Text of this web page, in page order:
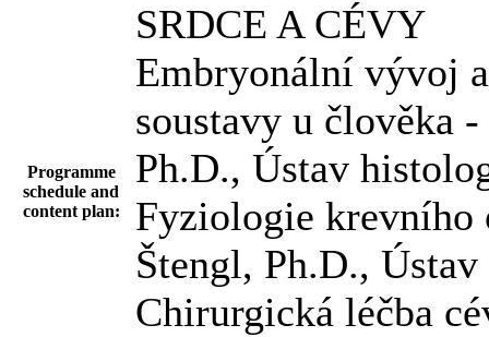
Programme
schedule and
content plan:
SRDCE A CÉVY
Embryonální vývoj
soustavy u člověka
Ph.D., Ústav
Fyziologie
Štengl, Ph.D.,
Chirurgická léčba